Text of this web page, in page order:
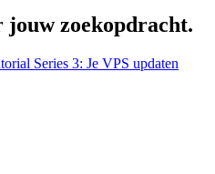
jouw zoekopdracht.
Series 3: Je VPS updaten